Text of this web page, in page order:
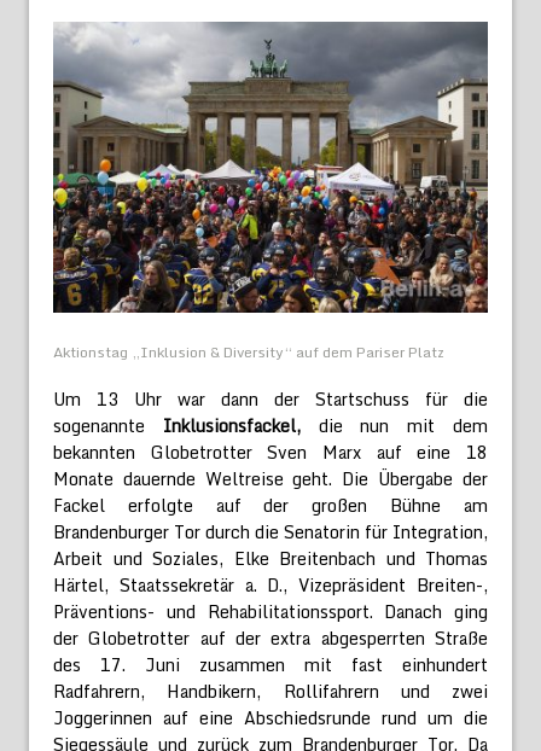
Aktionstag „Inklusion & Diversity“ auf dem Pariser Platz
Um 13 Uhr war dann der Startschuss für die
sogenannte Inklusionsfackel,die nun mit dem
bekannten Globetrotter Sven Marx auf eine 18
Monate dauernde Weltreise geht. Die Übergabe der
Fackel erfolgte auf der großen Bühne am
Brandenburger Tor durch die Senatorin für Integration,
Arbeit und Soziales, Elke Breitenbach und Thomas
Härtel, Staatssekretär a. D., Vizepräsident Breiten-,
Präventions- und Rehabilitationssport. Danach ging
der Globetrotter auf der extra abgesperrten Straße
des 17. Juni zusammen mit fast einhundert
Radfahrern, Handbikern, Rollifahrern und zwei
Joggerinnen auf eine Abschiedsrunde rund um die
Siegessäule und zurück zum Brandenburger Tor. Da